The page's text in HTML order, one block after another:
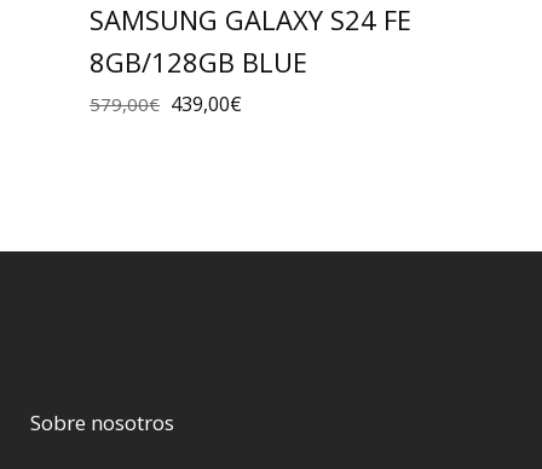
SAMSUNG GALAXY S24 FE
8GB/128GB BLUE
579,00€ 439,00€
Sobre nosotros